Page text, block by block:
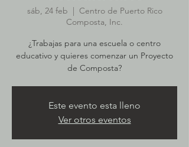
sáb, 24 feb
  |
Centro de Puerto Rico
Composta, Inc.
¿Trabajas para una escuela o centro
educativo y quieres comenzar un Proyecto
de Composta?
Este evento esta lleno
Ver otros eventos